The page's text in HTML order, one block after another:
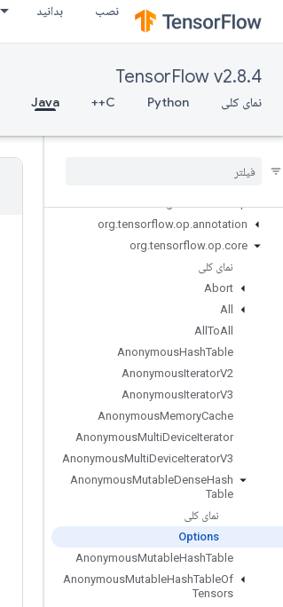
نصب بدانید
TensorFlow v2.8.4
نمای کلی Python
C++
Java
TensorFlow for Java
examples
org.tensorflow.op.annotation
org.tensorflow.op.core
نمای کلی
Abort
All
All ToAll
AnonymousHashTable
AnonymousIteratorV2
AnonymousIteratorV3
AnonymousMemoryCache
AnonymousMultiDeviceIterator
AnonymousMultiDeviceIteratorV3
AnonymousMutableDenseHash
Table
نمای کلی
Options
AnonymousMutableHashTable
AnonymousMutableHashTableOf
Tensors